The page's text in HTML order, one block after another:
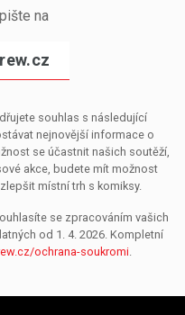
na
souhlas s následující
nejnovější informace o
se účastnit našich soutěží,
akce, budete mít možnost
místní trh s komiksy.
se zpracováním vašich
od 1. 4. 2026. Kompletní
ochrana-soukromi.